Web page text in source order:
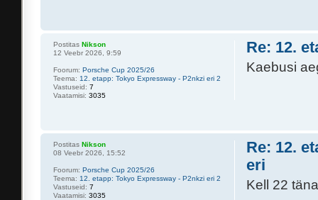
Re: 12.
Kaebusi
Postitas Nikson
12 Veebr 2026, 9:59
Foorum: Porsche Cup 2025/26
Teema: 12. etapp: Tokyo Expressway - P2nkzi eri 2
Vastuseid: 7
Vaatamisi: 3035
Re: 12.
eri
Kell 22
Postitas Nikson
08 Veebr 2026, 15:52
Foorum: Porsche Cup 2025/26
Teema: 12. etapp: Tokyo Expressway - P2nkzi eri 2
Vastuseid: 7
Vaatamisi: 3035